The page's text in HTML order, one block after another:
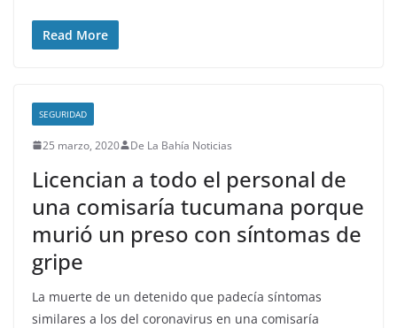
Read More
SEGURIDAD
25 marzo, 2020 De La Bahía Noticias
Licencian a todo el personal de
una comisaría tucumana porque
murió un preso con síntomas de
gripe
La muerte de un detenido que padecía síntomas
similares a los del coronavirus en una comisaría